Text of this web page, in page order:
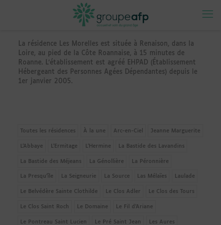
La résidence Les Morelles est située à Renaison, dans la
Loire, au pied de la Côte Roannaise, à 15 minutes de
Roanne. L’établissement est agréé EHPAD (Établissement
Hébergeant des Personnes Agées Dépendantes) depuis le
1er janvier 2005.
Toutes les résidences À la une Arc-en-Ciel Jeanne Marguerite
L'Abbaye L'Ermitage L'Hermine La Bastide des Lavandins
La Bastide des Méjeans La Génollière La Péronnière
La Presqu'île La Seigneurie La Source Las Mélaïes Laulade
Le Belvédère Sainte Clothilde Le Clos Adler Le Clos des Tours
Le Clos Saint Roch Le Domaine Le Fil d’Ariane
Le Pontreau Saint Lucien Le Pré Saint Jean Les Aures